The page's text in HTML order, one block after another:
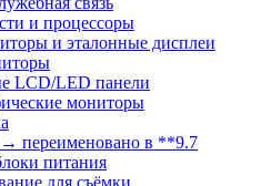
и процессоры
и эталонные дисплеи
LCD/LED панели
мониторы
переименовано в **9.7
питания
для съёмки